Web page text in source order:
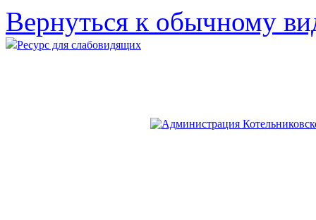
Вернуться к обычному
Ресурс для слабовидящих